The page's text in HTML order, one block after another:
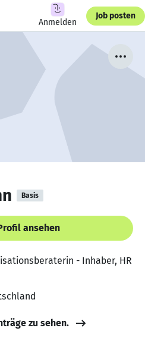
Anmelden
Job posten
Basis
ansehen
- Inhaber, HR
zu sehen.